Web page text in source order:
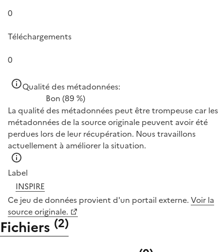
0
Téléchargements
0
Qualité des métadonnées:
Bon (89 %)
La qualité des métadonnées peut être trompeuse car les
métadonnées de la source originale peuvent avoir été
perdues lors de leur récupération. Nous travaillons
actuellement à améliorer la situation.
Label
INSPIRE
Ce jeu de données provient d'un portail externe. Voir la
source originale.
Fichiers (2)